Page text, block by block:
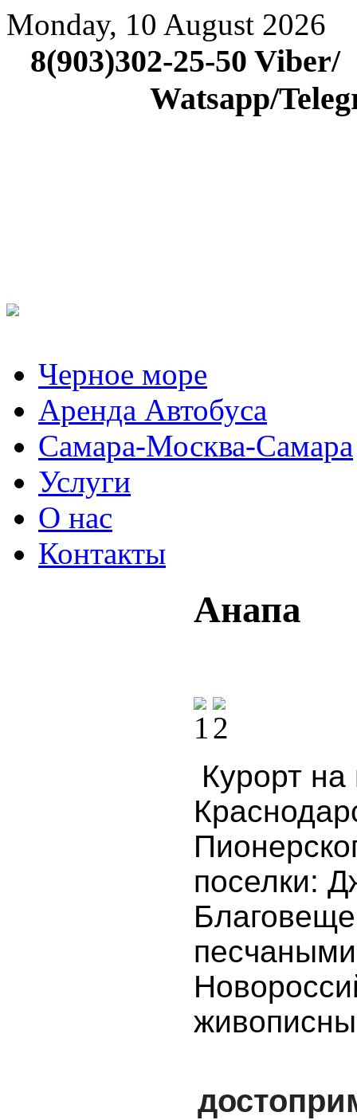
Monday, 10 August 2026
8(903)302-25-
Watsapp/
Черное море
Аренда Автобуса
Самара-Москва-Самара
Услуги
О нас
Контакты
Анапа
Курорт
поселки: